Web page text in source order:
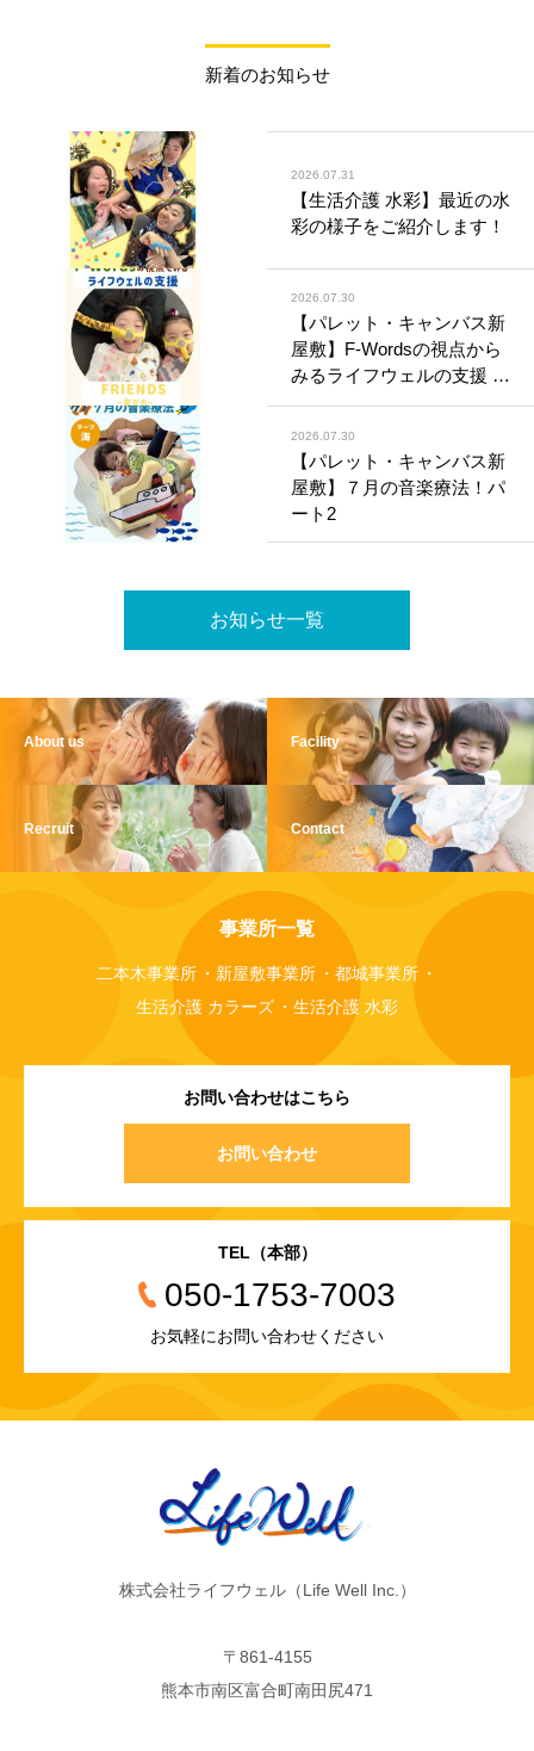
新着のお知らせ
2026.07.31
【生活介護 水彩】最近の水
彩の様子をご紹介します！
2026.07.30
【パレット・キャンバス新
屋敷】F-Wordsの視点から
みるライフウェルの支援 〜
Friends（友だち）〜
2026.07.30
【パレット・キャンバス新
屋敷】７月の音楽療法！パ
ート2
お知らせ一覧
About us Facility
Recruit Contact
事業所一覧
二本木事業所 新屋敷事業所
都城事業所
生活介護 カラーズ
生活介護 水彩
お問い合わせはこちら
お問い合わせ
TEL（本部）
050-1753-7003
お気軽にお問い合わせください
株式会社ライフウェル（Life Well Inc.）
〒861-4155
熊本市南区富合町南田尻471